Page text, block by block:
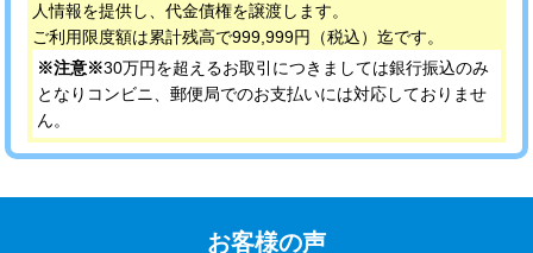
人情報を提供し、代金債権を譲渡します。
ご利用限度額は累計残高で999,999円（税込）迄です。
※注意※30万円を超えるお取引につきましては銀行振込のみ
となりコンビニ、郵便局でのお支払いには対応しておりませ
ん。
お客様の声